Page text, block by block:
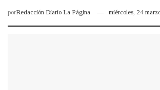
porRedacción Diario La Página miércoles, 24